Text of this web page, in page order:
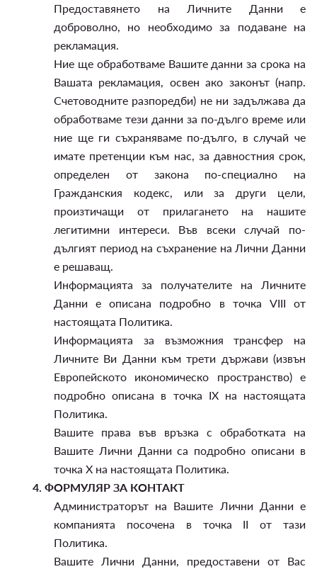
Предоставянето на Личните Данни е
доброволно, но необходимо за подаване на
рекламация.
Ние ще обработваме Вашите данни за срока на
Вашата рекламация, освен ако законът (напр.
Счетоводните разпоредби) не ни задължава да
обработваме тези данни за по-дълго време или
ние ще ги съхраняваме по-дълго, в случай че
имате претенции към нас, за давностния срок,
определен от закона по-специално на
Гражданския кодекс, или за други цели,
произтичащи от прилагането на нашите
легитимни интереси. Във всеки случай по-
дългият период на съхранение на Лични Данни
е решаващ.
Информацията за получателите на Личните
Данни е описана подробно в точка VIII от
настоящата Политика.
Информацията за възможния трансфер на
Личните Ви Данни към трети държави (извън
Европейското икономическо пространство) е
подробно описана в точка IX на настоящата
Политика.
Вашите права във връзка с обработката на
Вашите Лични Данни са подробно описани в
точка X на настоящата Политика.
4. ФОРМУЛЯР ЗА КОНТАКТ
Администраторът на Вашите Лични Данни е
компанията посочена в точка II от тази
Политика.
Вашите Лични Данни, предоставени от Вас